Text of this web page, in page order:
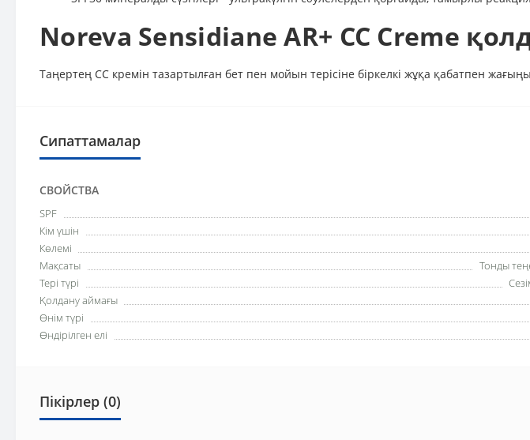
Noreva Sensidiane AR+ CC Creme
Таңертең CC кремін тазартылған бет пен мойын терісіне біркелкі жұқа қабатпен
Сипаттамалар
СВОЙСТВА
SPF
Кім үшін
Көлемі
Мақсаты
Тонды
Тері түрі
Қолдану аймағы
Өнім түрі
Өндірілген елі
Пікірлер (0)